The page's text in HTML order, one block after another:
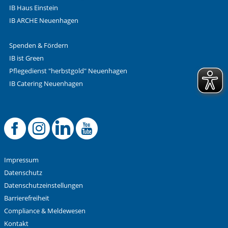
IB Haus Einstein
IB ARCHE Neuenhagen
Spenden & Fördern
IB ist Green
Pflegedienst "herbstgold" Neuenhagen
IB Catering Neuenhagen
Offizielle
Offizielle
Offizielle
Impressum
Datenschutz
Datenschutzeinstellungen
Barrierefreiheit
Compliance & Meldewesen
Kontakt